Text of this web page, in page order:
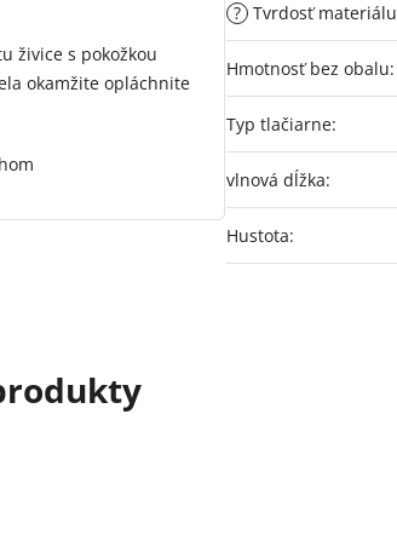
živice s pokožkou
okamžite opláchnite
? Tvrdosť materiálu
Hmotnosť bez obalu:
Typ tlačiarne:
vlnová dĺžka:
Hustota: